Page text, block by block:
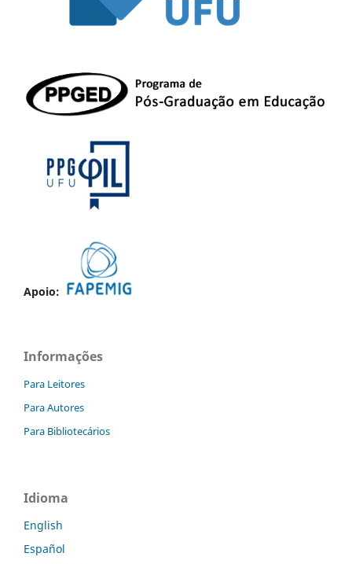
Apoio:
Informações
Para Leitores
Para Autores
Para Bibliotecários
Idioma
English
Español